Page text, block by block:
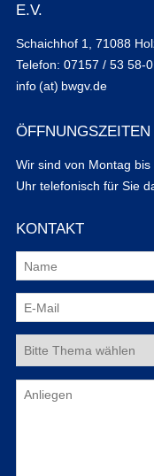
E.V.
Schaichhof 1, 71088
Telefon: 07157 / 53 58-0
info (at) bwgv.de
ÖFFNUNGSZEITEN
Wir sind von Montag
Uhr telefonisch für Sie
KONTAKT